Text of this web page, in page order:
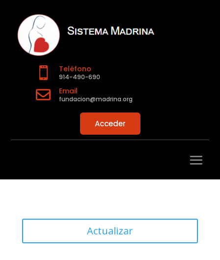
 Teléfono
914-490-690
 Email
fundacion@madrina.org
Acceder
Actualizar